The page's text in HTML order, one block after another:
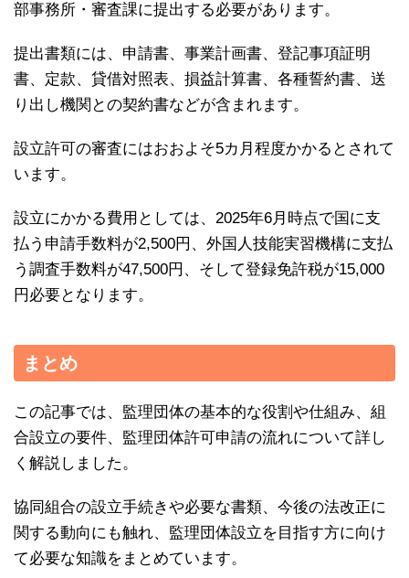
部事務所・審査課に提出する必要があります。
提出書類には、申請書、事業計画書、登記事項証明
書、定款、貸借対照表、損益計算書、各種誓約書、送
り出し機関との契約書などが含まれます。
設立許可の審査にはおおよそ5カ月程度かかるとされて
います。
設立にかかる費用としては、2025年6月時点で国に支
払う申請手数料が2,500円、外国人技能実習機構に支払
う調査手数料が47,500円、そして登録免許税が15,000
円必要となります。
まとめ
この記事では、監理団体の基本的な役割や仕組み、組
合設立の要件、監理団体許可申請の流れについて詳し
く解説しました。
協同組合の設立手続きや必要な書類、今後の法改正に
関する動向にも触れ、監理団体設立を目指す方に向け
て必要な知識をまとめています。